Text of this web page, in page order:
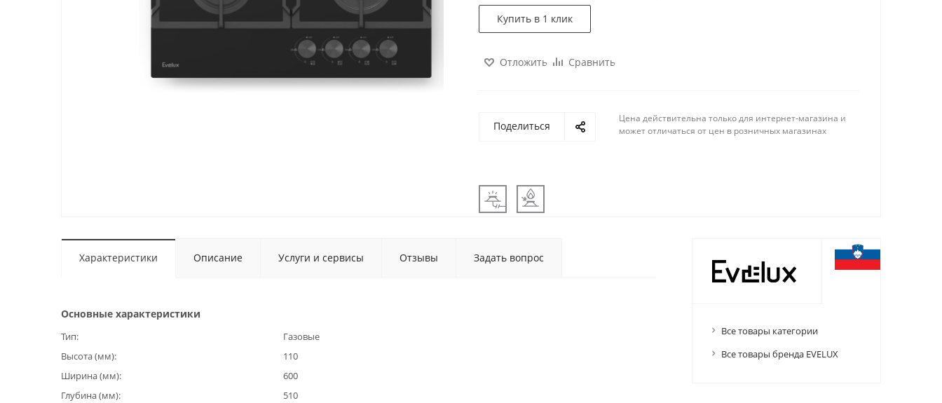
Купить в 1 клик
Отложить Сравнить
Поделиться
Цена действительна только для интернет-магазина и
может отличаться от цен в розничных магазинах
Характеристики Описание Услуги и сервисы Отзывы Задать вопрос
Основные характеристики
Тип
Газовые
Высота (мм)
110
Ширина (мм)
600
Глубина (мм)
510
Все товары категории
Все товары бренда EVELUX